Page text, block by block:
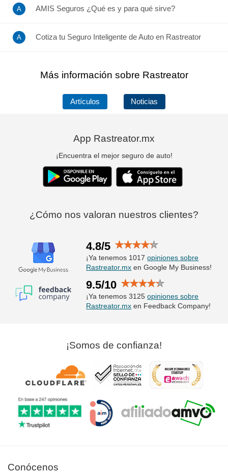
AMIS Seguros ¿Qué es y para qué sirve?
Cotiza tu Seguro Inteligente de Auto en Rastreator
Más información sobre Rastreator
Artículos Noticias
App Rastreator.mx
¡Encuentra el mejor seguro de auto!
¿Cómo nos valoran nuestros clientes?
4.8/5
¡Ya tenemos 1017opiniones sobre
Rastreator.mx en Google My Business!
9.5/10
¡Ya tenemos 3125opiniones sobre
Rastreator.mx en Feedback Company!
¡Somos de confianza!
Conócenos